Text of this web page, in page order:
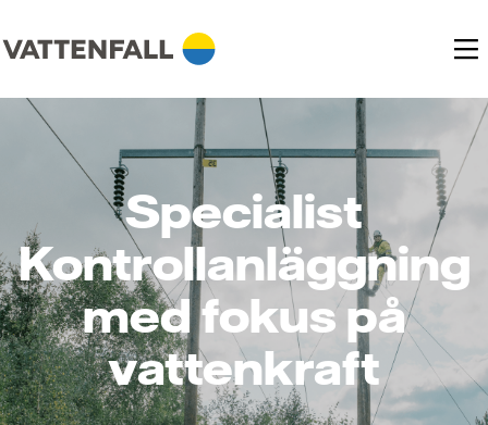
Specialist
Kontrollanläggning
med fokus på
vattenkraft